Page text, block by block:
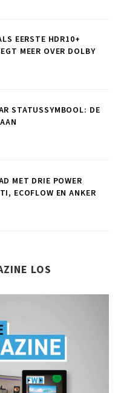
EERSTE HDR10+
MEER OVER DOLBY
STATUSSYMBOOL: DE
MET DRIE POWER
ECOFLOW EN ANKER
LOS